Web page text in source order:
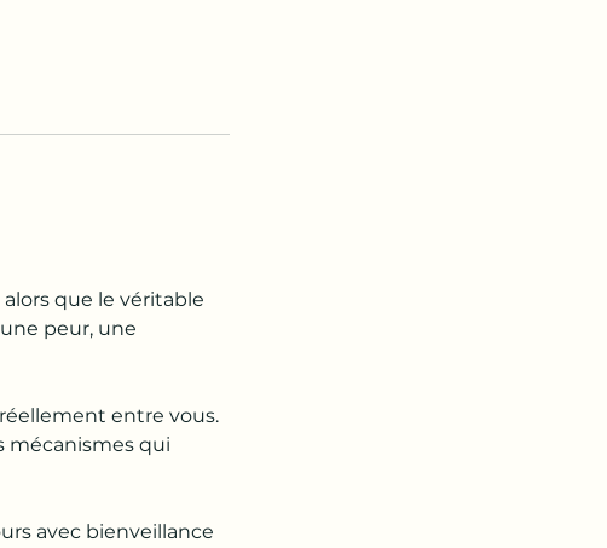
que le véritable
peur, une
entre vous.
mécanismes qui
avec bienveillance